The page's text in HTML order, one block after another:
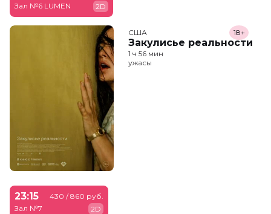
Зал №6 LUMEN
2D
США
Закулисье реальности
18+
1 ч 56 мин
ужасы
23:15
Зал №7
430 / 860 руб.
2D